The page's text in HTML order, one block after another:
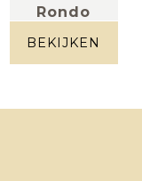
Rondo
beige
BEKIJKEN